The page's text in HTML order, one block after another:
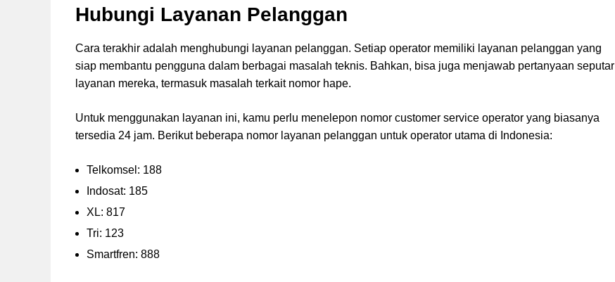
Hubungi Layanan Pelanggan
Cara terakhir adalah menghubungi layanan pelanggan. Setiap operator memiliki layanan pelanggan yang
siap membantu pengguna dalam berbagai masalah teknis. Bahkan, bisa juga menjawab pertanyaan seputar
layanan mereka, termasuk masalah terkait nomor hape.
Untuk menggunakan layanan ini, kamu perlu menelepon nomor customer service operator yang biasanya
tersedia 24 jam. Berikut beberapa nomor layanan pelanggan untuk operator utama di Indonesia:
Telkomsel: 188
Indosat: 185
XL: 817
Tri: 123
Smartfren: 888